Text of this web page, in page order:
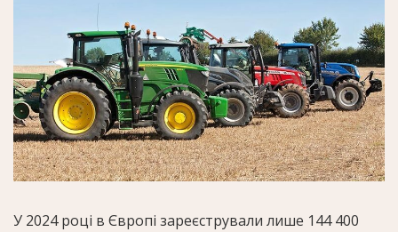
У 2024 році в Європі зареєстрували лише 144 400